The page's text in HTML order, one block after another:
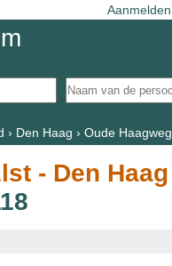
Aanmelden
› Den Haag › Oude Haagweg
- Den Haag